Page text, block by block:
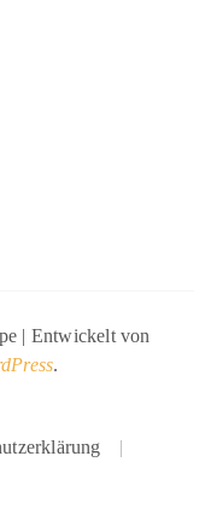
| Entwickelt von
.